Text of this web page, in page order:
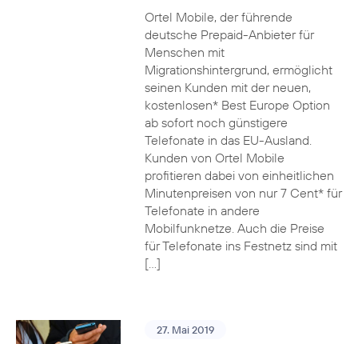
Ortel Mobile, der führende
deutsche Prepaid-Anbieter für
Menschen mit
Migrationshintergrund, ermöglicht
seinen Kunden mit der neuen,
kostenlosen* Best Europe Option
ab sofort noch günstigere
Telefonate in das EU-Ausland.
Kunden von Ortel Mobile
profitieren dabei von einheitlichen
Minutenpreisen von nur 7 Cent* für
Telefonate in andere
Mobilfunknetze. Auch die Preise
für Telefonate ins Festnetz sind mit
[…]
27. Mai 2019